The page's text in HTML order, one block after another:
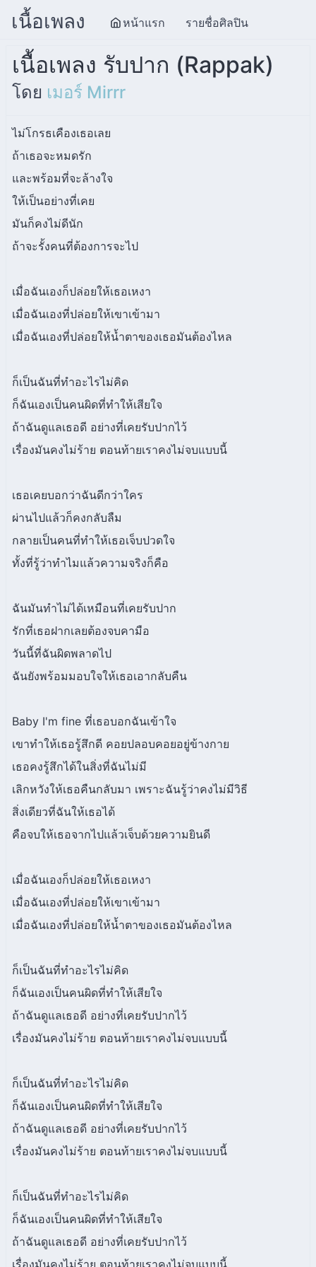
เนื้อเพลง หน้าแรก รายชื่อศิลปิน
เนื้อเพลง รับปาก (Rappak)
โดย เมอร์ Mirrr
ไม่โกรธเคืองเธอเลย
ถ้าเธอจะหมดรัก
และพร้อมที่จะล้างใจ
ให้เป็นอย่างที่เคย
มันก็คงไม่ดีนัก
ถ้าจะรั้งคนที่ต้องการจะไป
เมื่อฉันเองก็ปล่อยให้เธอเหงา
เมื่อฉันเองที่ปล่อยให้เขาเข้ามา
เมื่อฉันเองที่ปล่อยให้น้ำตาของเธอมันต้องไหล
ก็เป็นฉันที่ทำอะไรไม่คิด
ก็ฉันเองเป็นคนผิดที่ทำให้เสียใจ
ถ้าฉันดูแลเธอดี อย่างที่เคยรับปากไว้
เรื่องมันคงไม่ร้าย ตอนท้ายเราคงไม่จบแบบนี้
เธอเคยบอกว่าฉันดีกว่าใคร
ผ่านไปแล้วก็คงกลับลืม
กลายเป็นคนที่ทำให้เธอเจ็บปวดใจ
ทั้งที่รู้ว่าทำไมแล้วความจริงก็คือ
ฉันมันทำไม่ได้เหมือนที่เคยรับปาก
รักที่เธอฝากเลยต้องจบคามือ
วันนี้ที่ฉันผิดพลาดไป
ฉันยังพร้อมมอบใจให้เธอเอากลับคืน
Baby I'm fine ที่เธอบอกฉันเข้าใจ
เขาทำให้เธอรู้สึกดี คอยปลอบคอยอยู่ข้างกาย
เธอคงรู้สึกได้ในสิ่งที่ฉันไม่มี
เลิกหวังให้เธอคืนกลับมา เพราะฉันรู้ว่าคงไม่มีวิธี
สิ่งเดียวที่ฉันให้เธอได้
คือจบให้เธอจากไปแล้วเจ็บด้วยความยินดี
เมื่อฉันเองก็ปล่อยให้เธอเหงา
เมื่อฉันเองที่ปล่อยให้เขาเข้ามา
เมื่อฉันเองที่ปล่อยให้น้ำตาของเธอมันต้องไหล
ก็เป็นฉันที่ทำอะไรไม่คิด
ก็ฉันเองเป็นคนผิดที่ทำให้เสียใจ
ถ้าฉันดูแลเธอดี อย่างที่เคยรับปากไว้
เรื่องมันคงไม่ร้าย ตอนท้ายเราคงไม่จบแบบนี้
ก็เป็นฉันที่ทำอะไรไม่คิด
ก็ฉันเองเป็นคนผิดที่ทำให้เสียใจ
ถ้าฉันดูแลเธอดี อย่างที่เคยรับปากไว้
เรื่องมันคงไม่ร้าย ตอนท้ายเราคงไม่จบแบบนี้
ก็เป็นฉันที่ทำอะไรไม่คิด
ก็ฉันเองเป็นคนผิดที่ทำให้เสียใจ
ถ้าฉันดูแลเธอดี อย่างที่เคยรับปากไว้
เรื่องมันคงไม่ร้าย ตอนท้ายเราคงไม่จบแบบนี้